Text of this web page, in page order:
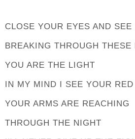
CLOSE YOUR EYES AND
BREAKING THROUGH THESE
YOU ARE THE LIGHT
IN MY MIND I SEE YOUR
YOUR ARMS ARE REACHING
THROUGH THE NIGHT